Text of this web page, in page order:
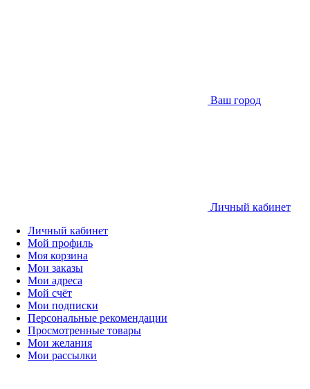
Ваш город
Личный кабинет
Личный кабинет
Мой профиль
Моя корзина
Мои заказы
Мои адреса
Мой счёт
Мои подписки
Персональные рекомендации
Просмотренные товары
Мои желания
Мои рассылки